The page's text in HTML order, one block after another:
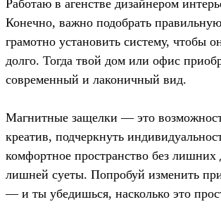
Работаю в агенстве дизайнером
Конечно, важно подобрать
грамотно установить систему, чтобы
долго. Тогда твой дом или офис
современный и лаконичный вид.
Магнитные защелки — это
креатив, подчеркнуть
комфортное пространство без лишних
лишней суеты. Попробуй изменить
— и ты убедишься, насколько это